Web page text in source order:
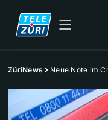
ZüriNews Neue Note im